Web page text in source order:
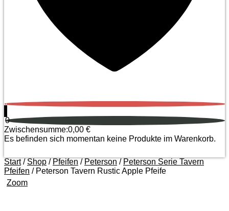
0
0
Zwischensumme:0,00 €
Es befinden sich momentan keine Produkte im Warenkorb.
Start/ Shop / Pfeifen / Peterson / Peterson Serie Tavern
Pfeifen / Peterson Tavern Rustic Apple Pfeife
Zoom